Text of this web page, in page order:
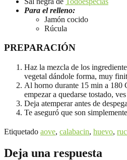
Para el relleno:
Jamón cocido
Rúcula
PREPARACIÓN
Haz la mezcla de los
vegetal dándole forma, muy
Al horno durante 15 min a 180
empezar a quedarse tostado,
Deja atemperar antes de
Te aseguró que son
Etiquetado aove, calabacin, huevo,
Deja una respuesta